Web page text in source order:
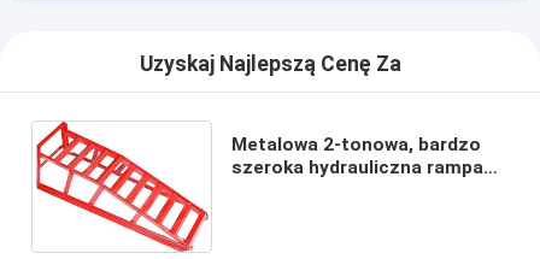
Uzyskaj Najlepszą Cenę Za
Metalowa 2-tonowa, bardzo
szeroka hydrauliczna rampa